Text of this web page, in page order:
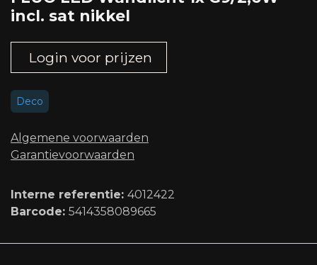
incl. sat nikkel
Login voor prijzen
Deco
Algemene voorwaard​en
Garantievoorwaarden
Interne referentie: 4012422
Barcode: 5414358089665